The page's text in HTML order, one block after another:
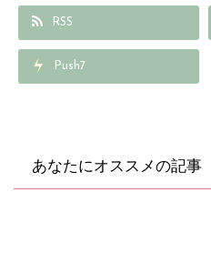
RSS
Push7
あなたにオススメの記事